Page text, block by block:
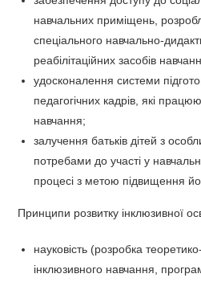
навчальних приміщень,
спеціального навчально-
реабілітаційних засобів
удосконалення системи
педагогічних кадрів, які
навчання;
залучення батьків дітей з
потребами до участі у
процесі з метою підвищення
Принципи розвитку інклюзивної
науковість (розробка
інклюзивного навчання,